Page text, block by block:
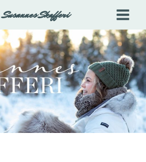
Susannes Skafferi